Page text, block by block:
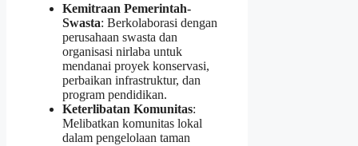
Kemitraan Pemerintah-
Swasta: Berkolaborasi dengan
perusahaan swasta dan
organisasi nirlaba untuk
mendanai proyek konservasi,
perbaikan infrastruktur, dan
program pendidikan.
Keterlibatan Komunitas:
Melibatkan komunitas lokal
dalam pengelolaan taman